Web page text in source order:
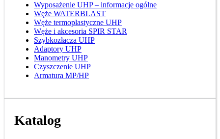
Wyposażenie UHP – informacje ogólne
Węże WATERBLAST
Węże termoplastyczne UHP
Węże i akcesoria SPIR STAR
Szybkozłacza UHP
Adaptory UHP
Manometry UHP
Czyszczenie UHP
Armatura MP/HP
Katalog